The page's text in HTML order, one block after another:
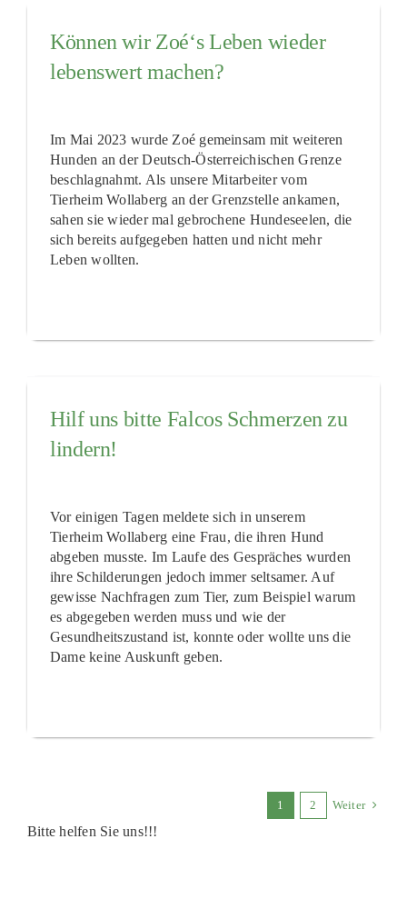
Können wir Zoé‘s Leben wieder
lebenswert machen?
Im Mai 2023 wurde Zoé gemeinsam mit weiteren
Hunden an der Deutsch-Österreichischen Grenze
beschlagnahmt. Als unsere Mitarbeiter vom
Tierheim Wollaberg an der Grenzstelle ankamen,
sahen sie wieder mal gebrochene Hundeseelen, die
sich bereits aufgegeben hatten und nicht mehr
Leben wollten.
Hilf uns bitte Falcos Schmerzen zu
lindern!
Vor einigen Tagen meldete sich in unserem
Tierheim Wollaberg eine Frau, die ihren Hund
abgeben musste. Im Laufe des Gespräches wurden
ihre Schilderungen jedoch immer seltsamer. Auf
gewisse Nachfragen zum Tier, zum Beispiel warum
es abgegeben werden muss und wie der
Gesundheitszustand ist, konnte oder wollte uns die
Dame keine Auskunft geben.
1 2 Weiter
Bitte helfen Sie uns!!!